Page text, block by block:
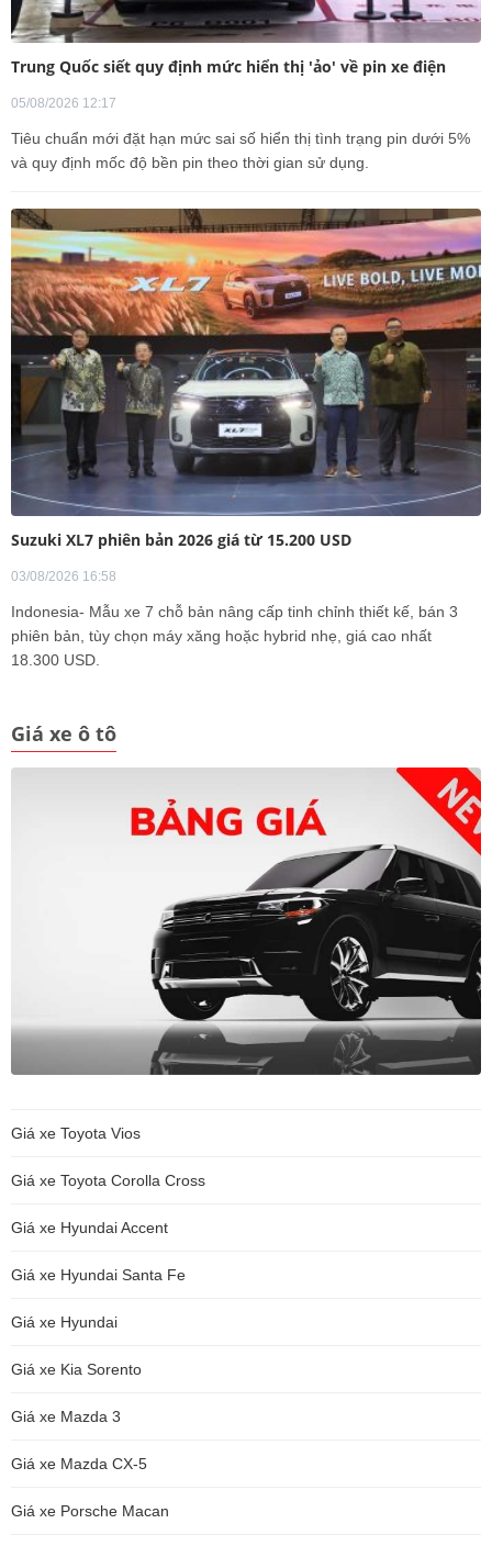
Trung Quốc siết quy định mức hiển thị 'ảo' về pin xe điện
05/08/2026 12:17
Tiêu chuẩn mới đặt hạn mức sai số hiển thị tình trạng pin dưới 5%
và quy định mốc độ bền pin theo thời gian sử dụng.
Suzuki XL7 phiên bản 2026 giá từ 15.200 USD
03/08/2026 16:58
Indonesia- Mẫu xe 7 chỗ bản nâng cấp tinh chỉnh thiết kế, bán 3
phiên bản, tùy chọn máy xăng hoặc hybrid nhẹ, giá cao nhất
18.300 USD.
Giá xe ô tô
Giá xe Toyota Vios
Giá xe Toyota Corolla Cross
Giá xe Hyundai Accent
Giá xe Hyundai Santa Fe
Giá xe Hyundai
Giá xe Kia Sorento
Giá xe Mazda 3
Giá xe Mazda CX-5
Giá xe Porsche Macan